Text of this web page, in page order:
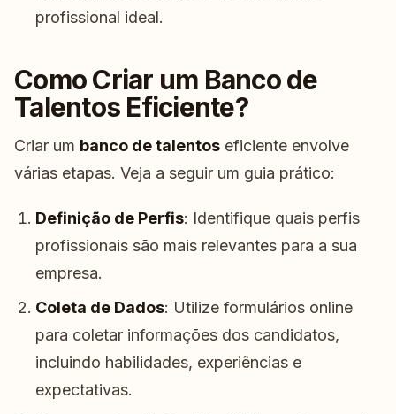
profissional ideal.
Como Criar um Banco de
Talentos Eficiente?
Criar um banco de talentos eficiente envolve
várias etapas. Veja a seguir um guia prático:
Definição de Perfis: Identifique quais perfis
profissionais são mais relevantes para a sua
empresa.
Coleta de Dados: Utilize formulários online
para coletar informações dos candidatos,
incluindo habilidades, experiências e
expectativas.